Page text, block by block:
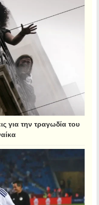
για την τραγωδία του